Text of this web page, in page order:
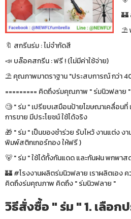
🏰
⛱
🔖 สกรีนร่ม : ไม่จำกัดสี
📣 บล๊อคสกรีน : ฟรี ! (ไม่มีค่าใช้จ่าย)
⛱ คุณภาพมาตราฐาน "ประสบการณ์ กว่า
========= คิดถึงร่มคุณภาพ " ร่มนิวฟลาย "
🧐 " ร่ม " เปรียบเสมือนป้ายโฆษณาเคลื่อน
การขาย มีประโยชน์ ใช้ได้จริง
🎁 " ร่ม " เป็นของชำร่วย รับไหว้ งานแต่ง
พิมพ์สติกเกอร์ทอง ให้ฟรี )
🐻 " ร่ม " ใช้ได้ทั้งกันแดด และกันฝน พกพาส
🏰 #โรงงานผลิตร่มนิวฟลาย เราผลิตเอง
คิดถึงร่มคุณภาพ คิดถึง " ร่มนิวฟลาย "
วิธีสั่งซื้อ " ร่ม " 1. เลือกป